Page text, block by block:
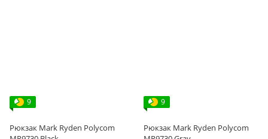
9
Рюкзак Mark Ryden Polycom
9
Рюкзак Mark Ryden Polycom